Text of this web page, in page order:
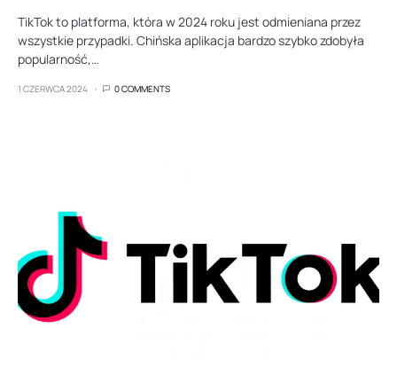
TikTok to platforma, która w 2024 roku jest odmieniana przez
wszystkie przypadki. Chińska aplikacja bardzo szybko zdobyła
popularność,…
1 CZERWCA 2024 0 COMMENTS